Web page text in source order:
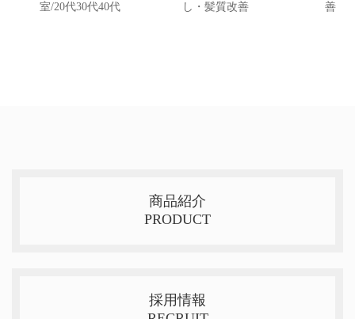
室/20代30代40代
し・髪質改善
善
商品紹介
PRODUCT
採用情報